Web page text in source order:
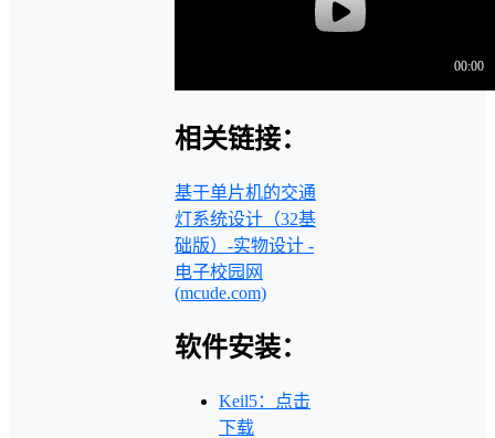
相关链接：
基于单片机的交通
灯系统设计（32基
础版）-实物设计 -
电子校园网
(mcude.com)
软件安装：
Keil5：点击
下载